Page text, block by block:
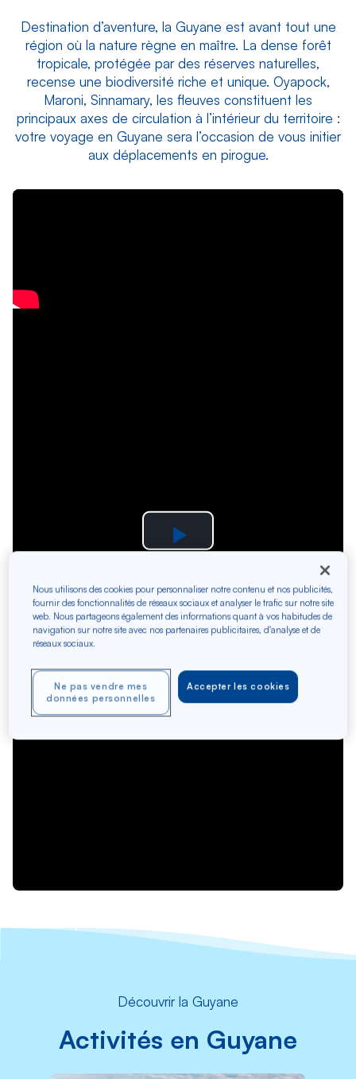
Destination d’aventure, la Guyane est avant tout une
région où la nature règne en maître. La dense forêt
tropicale, protégée par des réserves naturelles,
recense une biodiversité riche et unique. Oyapock,
Maroni, Sinnamary, les fleuves constituent les
principaux axes de circulation à l’intérieur du territoire :
votre voyage en Guyane sera l’occasion de vous initier
aux déplacements en pirogue.
Play
Découvrir la Guyane
Activités en Guyane
Nous utilisons des cookies pour personnaliser notre contenu et nos publicités,
fournir des fonctionnalités de réseaux sociaux et analyser le trafic sur notre site
web. Nous partageons également des informations quant à vos habitudes de
navigation sur notre site avec nos partenaires publicitaires, d'analyse et de
réseaux sociaux.
Accepter les cookies
Ne pas vendre mes
données personnelles